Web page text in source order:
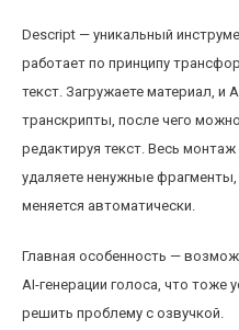
Descript — уникальный
работает по принципу
текст. Загружаете материал, и
транскрипты, после чего
редактируя текст. Весь
удаляете ненужные
меняется автоматически.
Главная особенность —
AI-генерации голоса, что тоже
решить проблему с озвучкой.